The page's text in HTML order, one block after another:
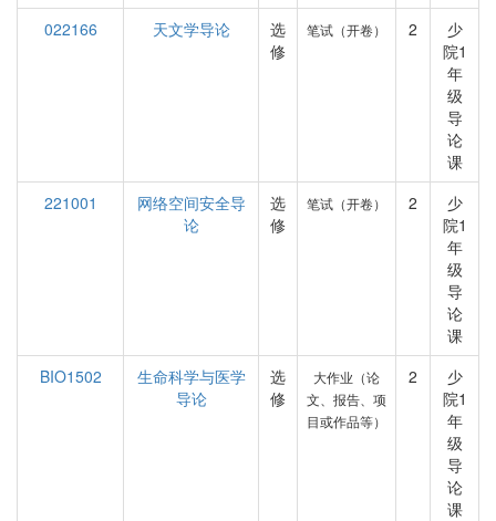
022166
天文学导论
选
修
笔试（开卷） 2
少
院1
年
级
导
论
课
221001
网络空间安全导
论
选
修
笔试（开卷） 2
少
院1
年
级
导
论
课
BIO1502
生命科学与医学
导论
选
修
大作业（论
文、报告、项
目或作品等）
2
少
院1
年
级
导
论
课